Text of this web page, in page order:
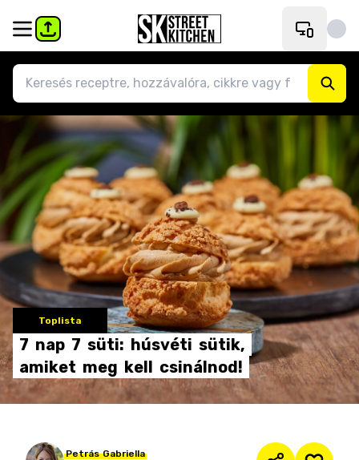
Toplista
7 nap 7 süti: húsvéti sütik,
amiket meg kell csinálnod!
Petrás Gabriella